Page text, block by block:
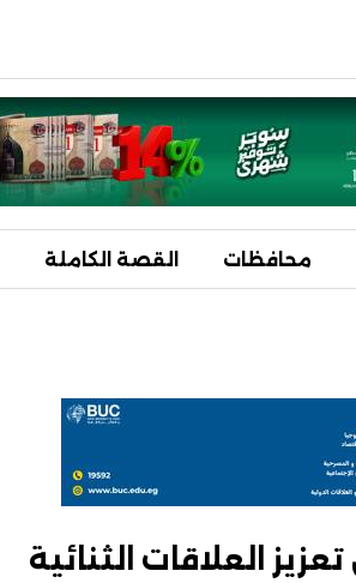
محافظات القصة الكاملة
العلاقات الثنائية